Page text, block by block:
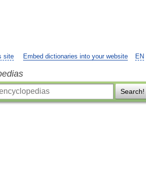
EN
site Embed dictionaries into your website
Search!